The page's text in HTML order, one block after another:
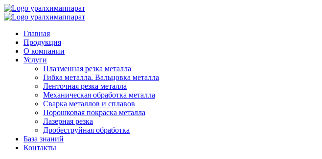
уралхимаппарат
уралхимаппарат
Главная
Продукция
О компании
Услуги
Плазменная резка металла
Гибка металла. Вальцовка металла
Ленточная резка металла
Механическая обработка металла
Сварка металлов и сплавов
Порошковая покраска металла
Лазерная резка
Дробеструйная обработка
База знаний
Контакты